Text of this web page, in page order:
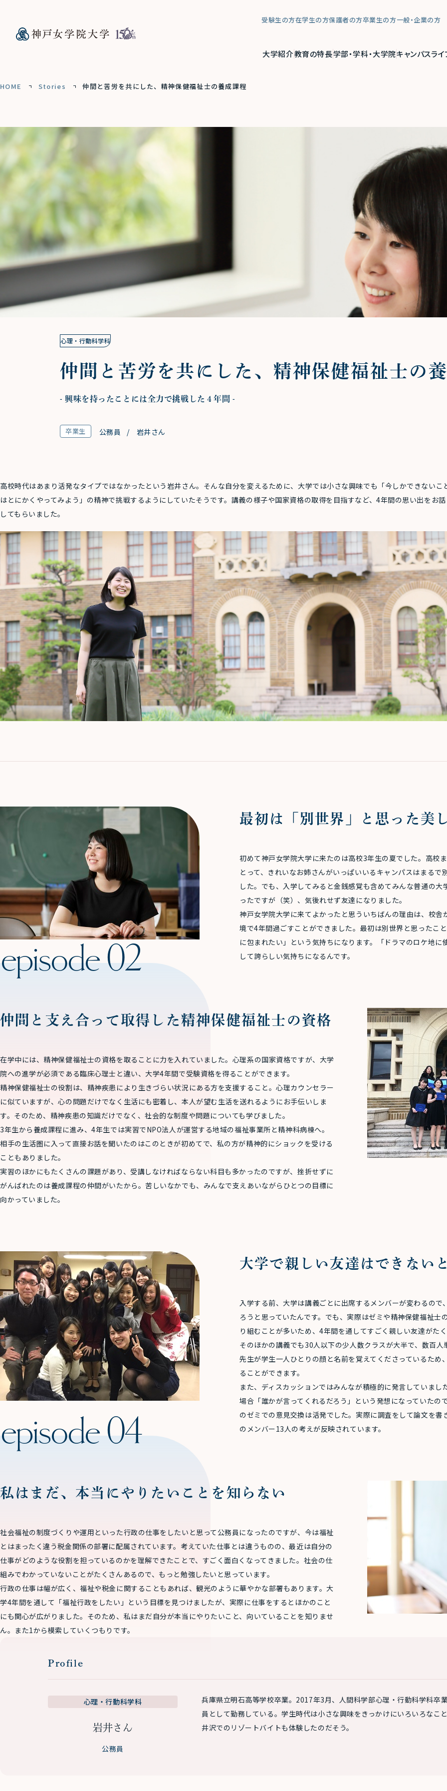
受験生の方在学生の方保護者の方卒業生の方一般・企業の方
大学紹介教育の特長学部・学科・大学院キャンパスライ
HOME Stories 仲間と苦労を共にした、精神保健福祉士の養成課程
心理・行動科学科
仲間と苦労を共にした、精神保健福祉士の
- 興味を持ったことには全力で挑戦した４年間 -
卒業生 公務員 岩井さん
高校時代はあまり活発なタイプではなかったという岩井さん。そんな自分を変えるために、大学では小さな興味でも「今しかできないこ
はとにかくやってみよう」の精神で挑戦するようにしていたそうです。講義の様子や国家資格の取得を目指すなど、4年間の思い出をお
してもらいました。
最初は「別世界」と思った美
初めて神戸女学院大学に来たのは高校3年生の夏でした。高校
とって、きれいなお姉さんがいっぱいいるキャンパスはまる
した。でも、入学してみると金銭感覚も含めてみんな普通の
ったですが（笑）、気後れせず友達になりました。
神戸女学院大学に来てよかったと思ういちばんの理由は、校
境で4年間過ごすことができました。最初は別世界と思ったこ
に包まれたい」という気持ちになります。「ドラマのロケ地
して誇らしい気持ちになるんです。
仲間と支え合って取得した精神保健福祉士の資格
在学中には、精神保健福祉士の資格を取ることに力を入れていました。心理系の国家資格ですが、大学
院への進学が必須である臨床心理士と違い、大学4年間で受験資格を得ることができます。
精神保健福祉士の役割は、精神疾患により生きづらい状況にある方を支援すること。心理カウンセラー
に似ていますが、心の問題だけでなく生活にも密着し、本人が望む生活を送れるようにお手伝いしま
す。そのため、精神疾患の知識だけでなく、社会的な制度や問題についても学びました。
3年生から養成課程に進み、4年生では実習でNPO法人が運営する地域の福祉事業所と精神科病棟へ。
相手の生活圏に入って直接お話を聞いたのはこのときが初めてで、私の方が精神的にショックを受ける
こともありました。
実習のほかにもたくさんの課題があり、受講しなければならない科目も多かったのですが、挫折せずに
がんばれたのは養成課程の仲間がいたから。苦しいなかでも、みんなで支えあいながらひとつの目標に
向かっていました。
大学で親しい友達はできない
入学する前、大学は講義ごとに出席するメンバーが変わるの
ろうと思っていたんです。でも、実際はゼミや精神保健福祉
り組むことが多いため、4年間を通してすごく親しい友達がた
そのほかの講義でも30人以下の少人数クラスが大半で、数百
先生が学生一人ひとりの顔と名前を覚えてくださっているため
ることができます。
また、ディスカッションではみんなが積極的に発言していま
場合「誰かが言ってくれるだろう」という発想になっていたの
のゼミでの意見交換は活発でした。実際に調査をして論文を
のメンバー13人の考えが反映されています。
私はまだ、本当にやりたいことを知らない
社会福祉の制度づくりや運用といった行政の仕事をしたいと思って公務員になったのですが、今は福祉
とはまったく違う税金関係の部署に配属されています。考えていた仕事とは違うものの、最近は自分の
仕事がどのような役割を担っているのかを理解できたことで、すごく面白くなってきました。社会の仕
組みでわかっていないことがたくさんあるので、もっと勉強したいと思っています。
行政の仕事は幅が広く、福祉や税金に関することもあれば、観光のように華やかな部署もあります。大
学4年間を通して「福祉行政をしたい」という目標を見つけましたが、実際に仕事をするとほかのこと
にも関心が広がりました。そのため、私はまだ自分が本当にやりたいこと、向いていることを知りませ
ん。また1から模索していくつもりです。
Profile
心理・行動科学科
岩井さん
公務員
兵庫県立明石高等学校卒業。2017年3月、人間科学部心理・行動科学科卒
員として勤務している。学生時代は小さな興味をきっかけにいろいろなこ
井沢でのリゾートバイトも体験したのだそう。